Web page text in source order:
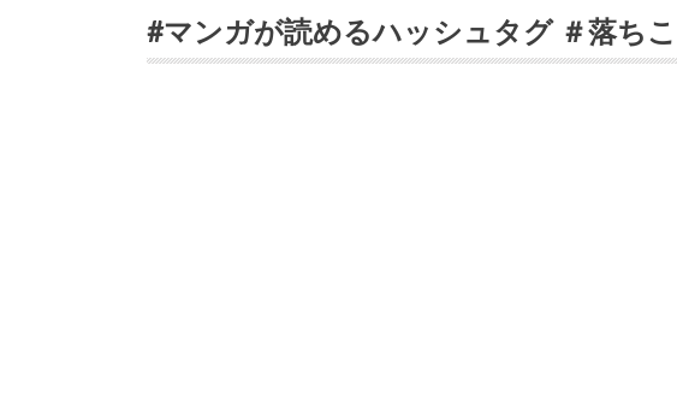
#マンガが読めるハッシュタグ ＃落ち